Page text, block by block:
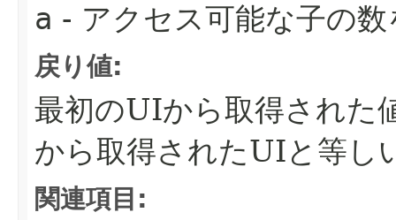
a - アクセス可能な子の
戻り値:
最初のUIから取得された
から取得されたUIと等し
関連項目: